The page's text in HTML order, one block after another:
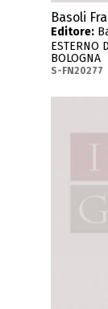
Basoli
Editore:
ESTERNO
BOLOGNA
S-FN20277